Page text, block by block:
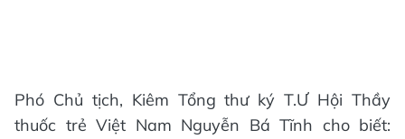
Phó Chủ tịch, Kiêm Tổng thư ký T.Ư Hội Thầy
thuốc trẻ Việt Nam Nguyễn Bá Tĩnh cho biết: